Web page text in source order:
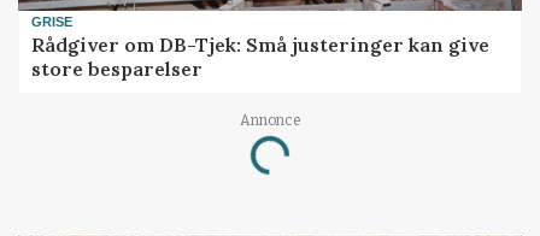
GRISE
Rådgiver om DB-Tjek: Små justeringer kan give
store besparelser
Annonce
Loading...